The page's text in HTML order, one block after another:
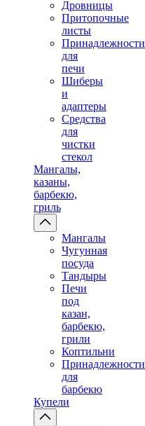
Дровницы
Притопочные
листы
Принадлежности
для
печи
Шиберы
и
адаптеры
Средства
для
чистки
стекол
Мангалы,
казаны,
барбекю,
гриль
Мангалы
Чугунная
посуда
Тандыры
Печи
под
казан,
барбекю,
грили
Коптильни
Принадлежности
для
барбекю
Купели